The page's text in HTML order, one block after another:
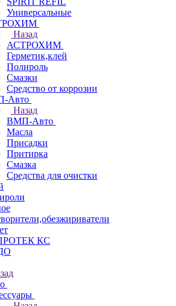
Универсальные
Назад
АСТРОХИМ
Герметик,клей
Полироль
Смазки
Средство от коррозии
Авто
Назад
ВМП-Авто
Масла
Присадки
Притирка
Смазка
Средства для очистки
КС